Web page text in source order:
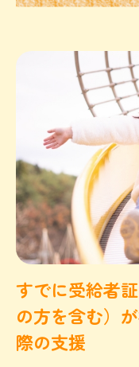
すでに受給者
の方を含む）
際の支援